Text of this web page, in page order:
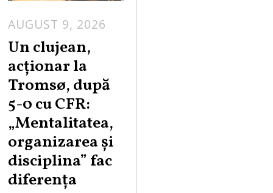
AUGUST 9, 2026
Un clujean,
acționar la
Tromsø, după
5-0 cu CFR:
„Mentalitatea,
organizarea și
disciplina” fac
diferența